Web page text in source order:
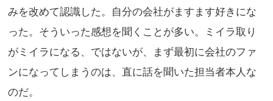
みを改めて認識した。自分の会社がますます好きにな
った。そういった感想を聞くことが多い。ミイラ取り
がミイラになる、ではないが、まず最初に会社のファ
ンになってしまうのは、直に話を聞いた担当者本人な
のだ。